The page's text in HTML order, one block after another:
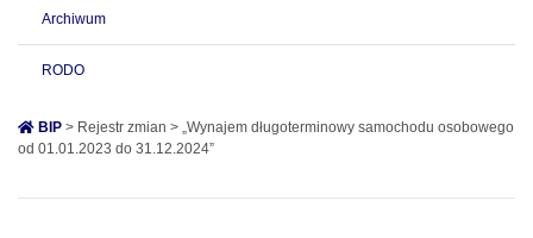
Archiwum
RODO
BIP > Rejestr zmian > „Wynajem długoterminowy samochodu osobowego
od 01.01.2023 do 31.12.2024”